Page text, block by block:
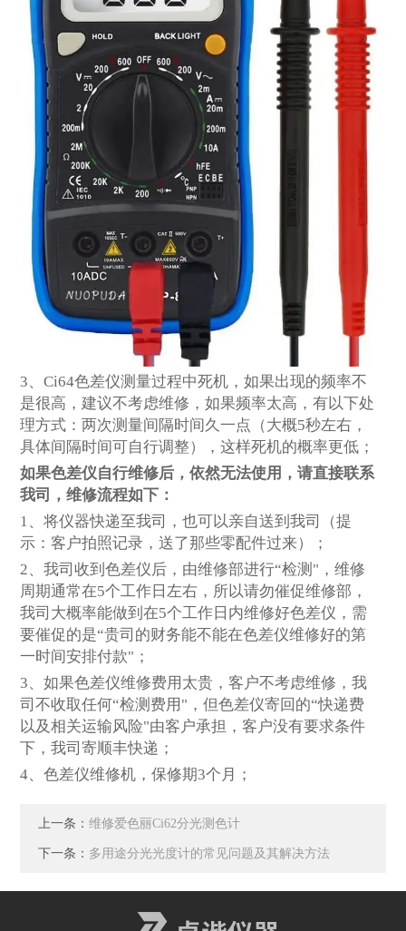
3 、Ci64色差仪测量过程中死机，如果出现的频率不
是很高，建议不考虑维修，如果频率太高，有以下处
理方式：两次测量间隔时间久一点（大概5秒左右，
具体间隔时间可自行调整），这样死机的概率更低；
如果色差仪自行维修后，依然无法使用，请直接联系
我司，维修流程如下：
1
、将仪器快递至我司，也可以亲自送到我司（提
示：客户拍照记录，送了那些零配件过来）；
2 、我司收到色差仪后，由维修部进行“检测"，维修
周期通常在5个工作日左右，所以请勿催促维修部，
我司大概率能做到在5个工作日内维修好色差仪，需
要催促的是“贵司的财务能不能在色差仪维修好的第
一时间安排付款"；
3 、如果色差仪维修费用太贵，客户不考虑维修，我
司不收取任何“检测费用"，但色差仪寄回的“快递费
以及相关运输风险"由客户承担，客户没有要求条件
下，我司寄顺丰快递；
4 、色差仪维修机，保修期3个月；
上一条：维修爱色丽Ci62分光测色计
下一条： 多用途分光光度计的常见问题及其解决方法